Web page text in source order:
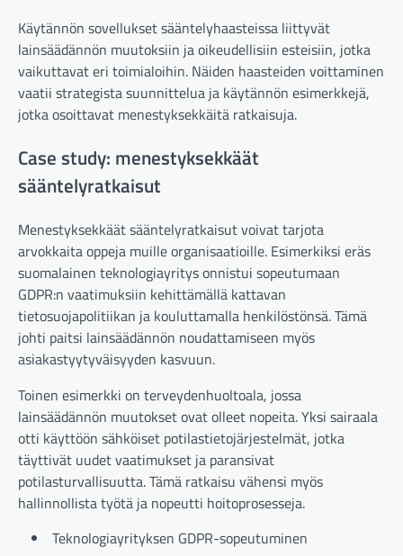
Käytännön sovellukset sääntelyhaasteissa liittyvät
lainsäädännön muutoksiin ja oikeudellisiin esteisiin, jotka
vaikuttavat eri toimialoihin. Näiden haasteiden voittaminen
vaatii strategista suunnittelua ja käytännön esimerkkejä,
jotka osoittavat menestyksekkäitä ratkaisuja.
Case study: menestyksekkäät
sääntelyratkaisut
Menestyksekkäät sääntelyratkaisut voivat tarjota
arvokkaita oppeja muille organisaatioille. Esimerkiksi eräs
suomalainen teknologiayritys onnistui sopeutumaan
GDPR:n vaatimuksiin kehittämällä kattavan
tietosuojapolitiikan ja kouluttamalla henkilöstönsä. Tämä
johti paitsi lainsäädännön noudattamiseen myös
asiakastyytyväisyyden kasvuun.
Toinen esimerkki on terveydenhuoltoala, jossa
lainsäädännön muutokset ovat olleet nopeita. Yksi sairaala
otti käyttöön sähköiset potilastietojärjestelmät, jotka
täyttivät uudet vaatimukset ja paransivat
potilasturvallisuutta. Tämä ratkaisu vähensi myös
hallinnollista työtä ja nopeutti hoitoprosesseja.
Teknologiayrityksen GDPR-sopeutuminen